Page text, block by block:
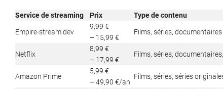
Service de streaming Prix Type de contenu
Empire-stream.dev
9,99 €
– 15,99 €
Films, séries, documentaires
Netflix
8,99 €
– 17,99 €
Films, séries,
Amazon Prime
5,99 €
– 49,90 €/an
Films, séries, séries